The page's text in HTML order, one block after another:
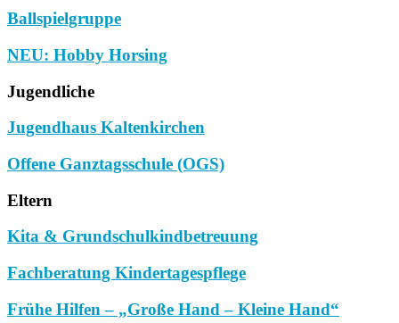
Ballspielgruppe
NEU: Hobby Horsing
Jugendliche
Jugendhaus Kaltenkirchen
Offene Ganztagsschule (OGS)
Eltern
Kita & Grundschulkindbetreuung
Fachberatung Kindertagespflege
Frühe Hilfen – „Große Hand – Kleine Hand“